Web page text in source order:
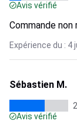
Avis vérifié
Commande
Expérience du : 4
Sébastien M.
Avis vérifié